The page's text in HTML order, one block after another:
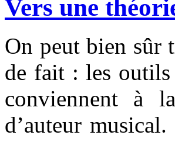
Vers une
On peut bien sûr
de fait : les outils
conviennent à
d’auteur